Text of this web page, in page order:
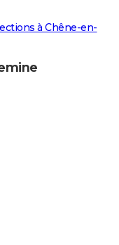
à Chêne-en-